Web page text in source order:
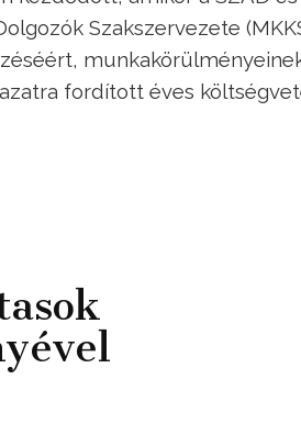
Szakszervezete
fordított éves